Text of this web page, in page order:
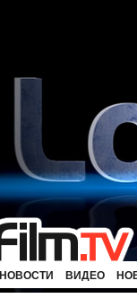
НОВОСТИ ВИДЕО